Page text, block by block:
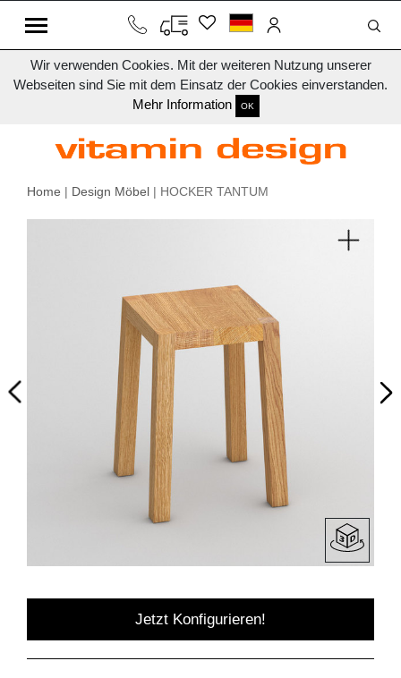
Wir verwenden Cookies. Mit der weiteren Nutzung unserer
Webseiten sind Sie mit dem Einsatz der Cookies einverstanden.
Mehr Information
OK
Home | Design Möbel | HOCKER TANTUM
Jetzt Konfigurieren!